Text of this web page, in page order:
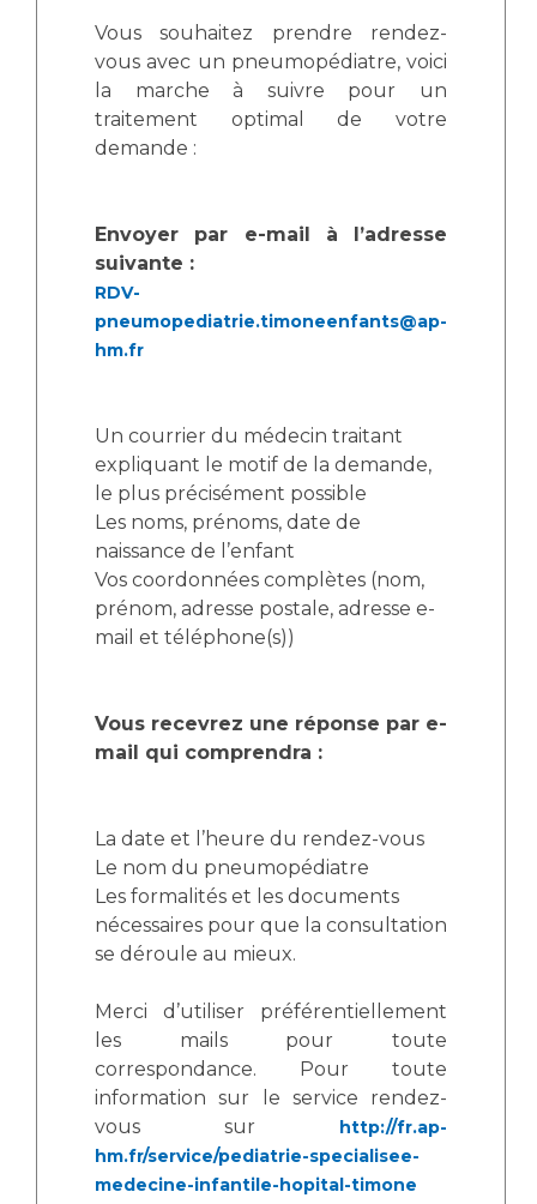
Qualité
Nos indicateurs qualité et de sécurité des soins
Protection des données
Sécurité
Les recherches en santé à l’AP-HM
Lieu de santé sans tabac
Documents utiles
Vous souhaitez prendre rendez-
vous avec un pneumopédiatre, voici
la marche à suivre pour un
traitement optimal de votre
demande :
Envoyer par e-mail à l’adresse
suivante :
RDV-
pneumopediatrie.timoneenfants@ap-
hm.fr
Un courrier du médecin traitant
expliquant le motif de la demande,
le plus précisément possible
Les noms, prénoms, date de
naissance de l’enfant
Vos coordonnées complètes (nom,
prénom, adresse postale, adresse e-
mail et téléphone(s))
Vous recevrez une réponse par e-
mail qui comprendra :
La date et l’heure du rendez-vous
Le nom du pneumopédiatre
Les formalités et les documents
nécessaires pour que la consultation
se déroule au mieux.
Merci d’utiliser préférentiellement
les mails pour toute
correspondance. Pour toute
information sur le service rendez-
vous sur http://fr.ap-
hm.fr/service/pediatrie-specialisee-
medecine-infantile-hopital-timone